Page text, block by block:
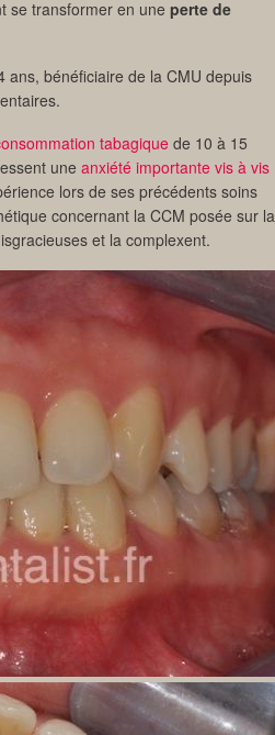
se transformer en une perte de
ans, bénéficiaire de la CMU depuis
tabagique de 10 à 15
une anxiété importante vis à vis
lors de ses précédents soins
concernant la CCM posée sur la
et la complexent.